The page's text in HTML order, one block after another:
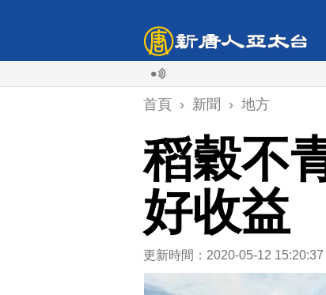
首頁 › 新聞 › 地方
稻穀不
好收益
更新時間：2020-05-12 15:20:37